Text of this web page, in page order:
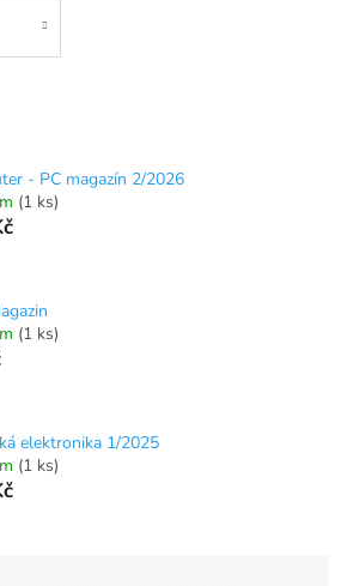
- PC magazín 2/2026
(1 ks)
(1 ks)
elektronika 1/2025
(1 ks)